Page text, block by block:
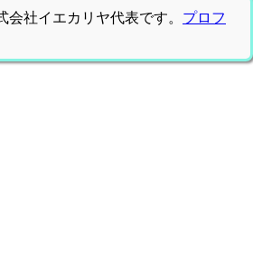
社イエカリヤ代表です。 プロフ